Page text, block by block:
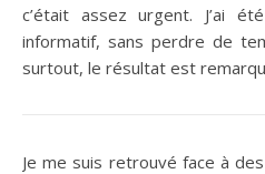
c’était assez urgent. J’ai
informatif, sans perdre de
surtout, le résultat est
Je me suis retrouvé face à